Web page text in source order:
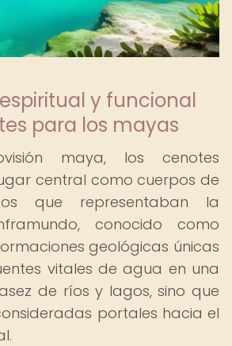
y funcional
para los mayas
maya, los cenotes
central como cuerpos de
que representaban la
conocido como
geológicas únicas
vitales de agua en una
de ríos y lagos, sino que
portales hacia el